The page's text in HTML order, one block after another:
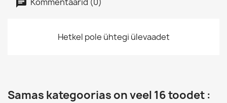
Hetkel pole ühtegi ülevaadet
Samas kategoorias on veel 16 toodet :